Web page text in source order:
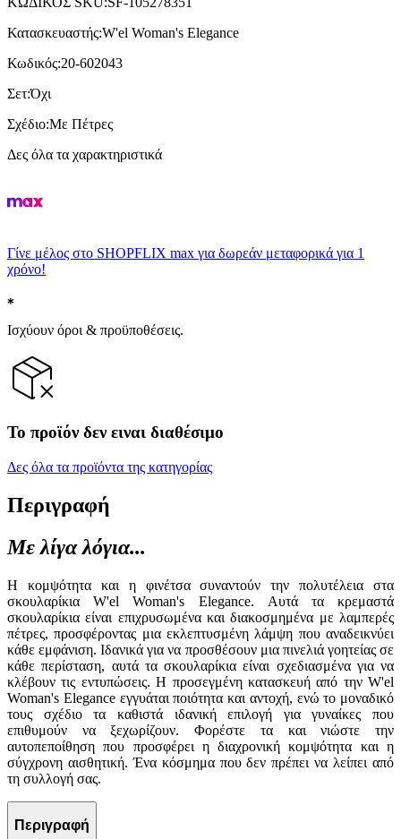
Κατασκευαστής:W'el Woman's Elegance
Κωδικός:20-602043
Σετ:Όχι
Σχέδιο:Με Πέτρες
Δες όλα τα χαρακτηριστικά
Γίνε μέλος στο SHOPFLIX max για δωρεάν μεταφορικά για 1
χρόνο!
Ισχύουν όροι & προϋποθέσεις.
Το προϊόν δεν ειναι διαθέσιμο
Δες όλα τα προϊόντα της κατηγορίας
Περιγραφή
Με λίγα λόγια...
Η κομψότητα και η φινέτσα συναντούν την πολυτέλεια στα
σκουλαρίκια W'el Woman's Elegance. Αυτά τα κρεμαστά
σκουλαρίκια είναι επιχρυσωμένα και διακοσμημένα με λαμπερές
πέτρες, προσφέροντας μια εκλεπτυσμένη λάμψη που αναδεικνύει
κάθε εμφάνιση. Ιδανικά για να προσθέσουν μια πινελιά γοητείας σε
κάθε περίσταση, αυτά τα σκουλαρίκια είναι σχεδιασμένα για να
κλέβουν τις εντυπώσεις. Η προσεγμένη κατασκευή από την W'el
Woman's Elegance εγγυάται ποιότητα και αντοχή, ενώ το μοναδικό
τους σχέδιο τα καθιστά ιδανική επιλογή για γυναίκες που
επιθυμούν να ξεχωρίζουν. Φορέστε τα και νιώστε την
αυτοπεποίθηση που προσφέρει η διαχρονική κομψότητα και η
σύγχρονη αισθητική. Ένα κόσμημα που δεν πρέπει να λείπει από
τη συλλογή σας.
Περιγραφή